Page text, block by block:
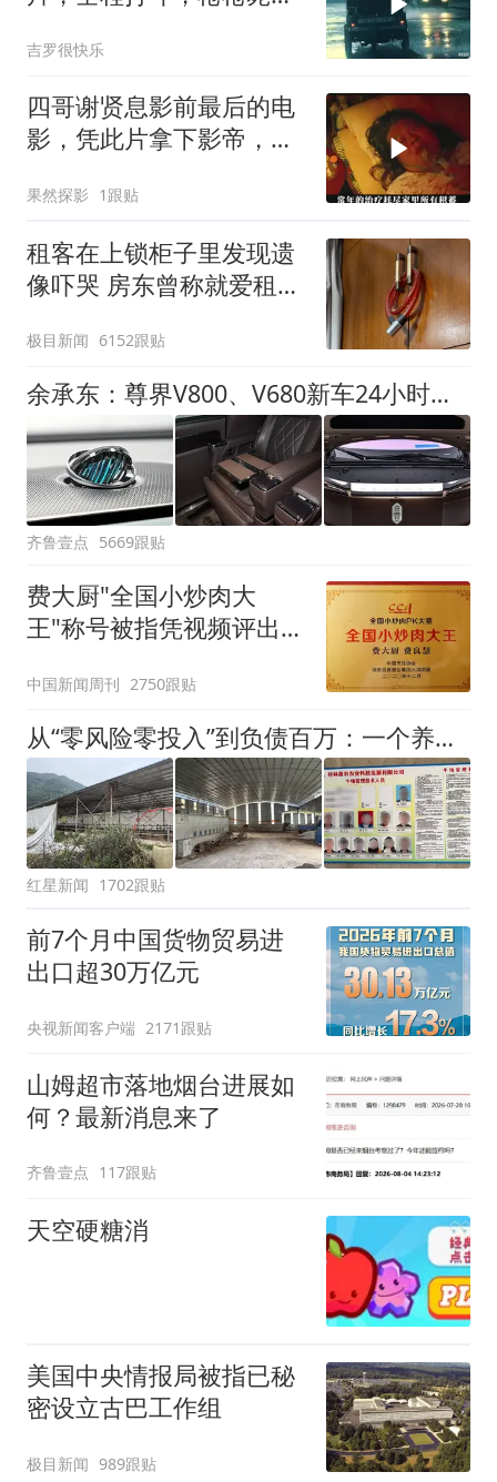
吉罗很快乐
四哥谢贤息影前最后的电
影，凭此片拿下影帝，创
果然探影 1跟贴
租客在上锁柜子里发现遗
像吓哭 房东曾称就爱租给
极目新闻 6152跟贴
余承东：尊界V800、V680新车24小时大定突破3500台
齐鲁壹点 5669跟贴
费大厨"全国小炒肉大
王"称号被指凭视频评出
中国新闻周刊 2750跟贴
从“零风险零投入”到负债百万：一个养牛项目崩盘后，谁该为农户的贷款买单丨红星调查
红星新闻 1702跟贴
前7个月中国货物贸易进
出口超30万亿元
央视新闻客户端 2171跟贴
山姆超市落地烟台进展如
何？最新消息来了
齐鲁壹点 117跟贴
天空硬糖消
美国中央情报局被指已秘
密设立古巴工作组
极目新闻 989跟贴